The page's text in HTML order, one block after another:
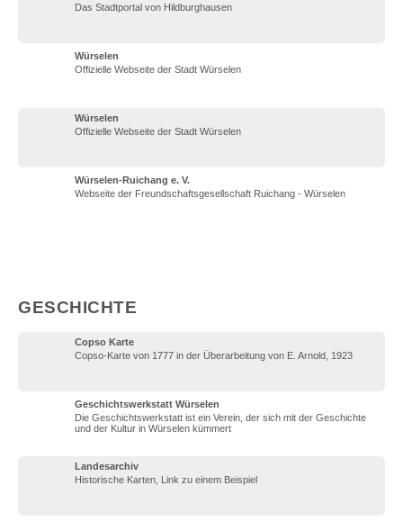
Das Stadtportal von Hildburghausen
Würselen
Offizielle Webseite der Stadt Würselen
Würselen
Offizielle Webseite der Stadt Würselen
Würselen-Ruichang e. V.
Webseite der Freundschaftsgesellschaft Ruichang - Würselen
GESCHICHTE
Copso Karte
Copso-Karte von 1777 in der Überarbeitung von E. Arnold, 1923
Geschichtswerkstatt Würselen
Die Geschichtswerkstatt ist ein Verein, der sich mit der Geschichte
und der Kultur in Würselen kümmert
Landesarchiv
Historische Karten, Link zu einem Beispiel